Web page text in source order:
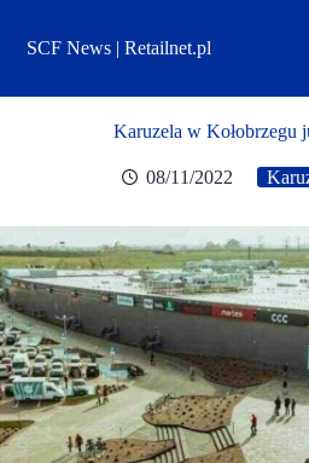
treściSCF News | Retailnet.pl
Karuzela w Kołobrzegu
08/11/2022